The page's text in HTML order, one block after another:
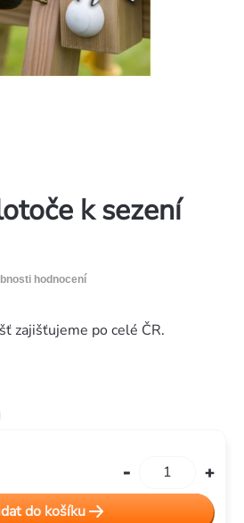
k sezení
hodnocení
zajišťujeme po celé ČR.
do košíku